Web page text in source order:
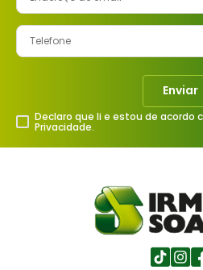
Enviar
Declaro que li e estou de acordo
Privacidade.